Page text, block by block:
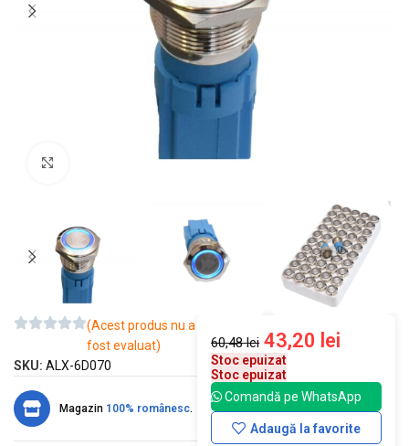
Mărește imaginea
(Acest produs nu a
fost evaluat)
SKU: ALX-6D070
Magazin 100% românesc.
60,48lei 43,20 lei
Stoc epuizat
Stoc epuizat
Comandă pe WhatsApp
Adaugă la favorite